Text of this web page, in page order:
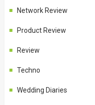
Network Review
Product Review
Review
Techno
Wedding Diaries